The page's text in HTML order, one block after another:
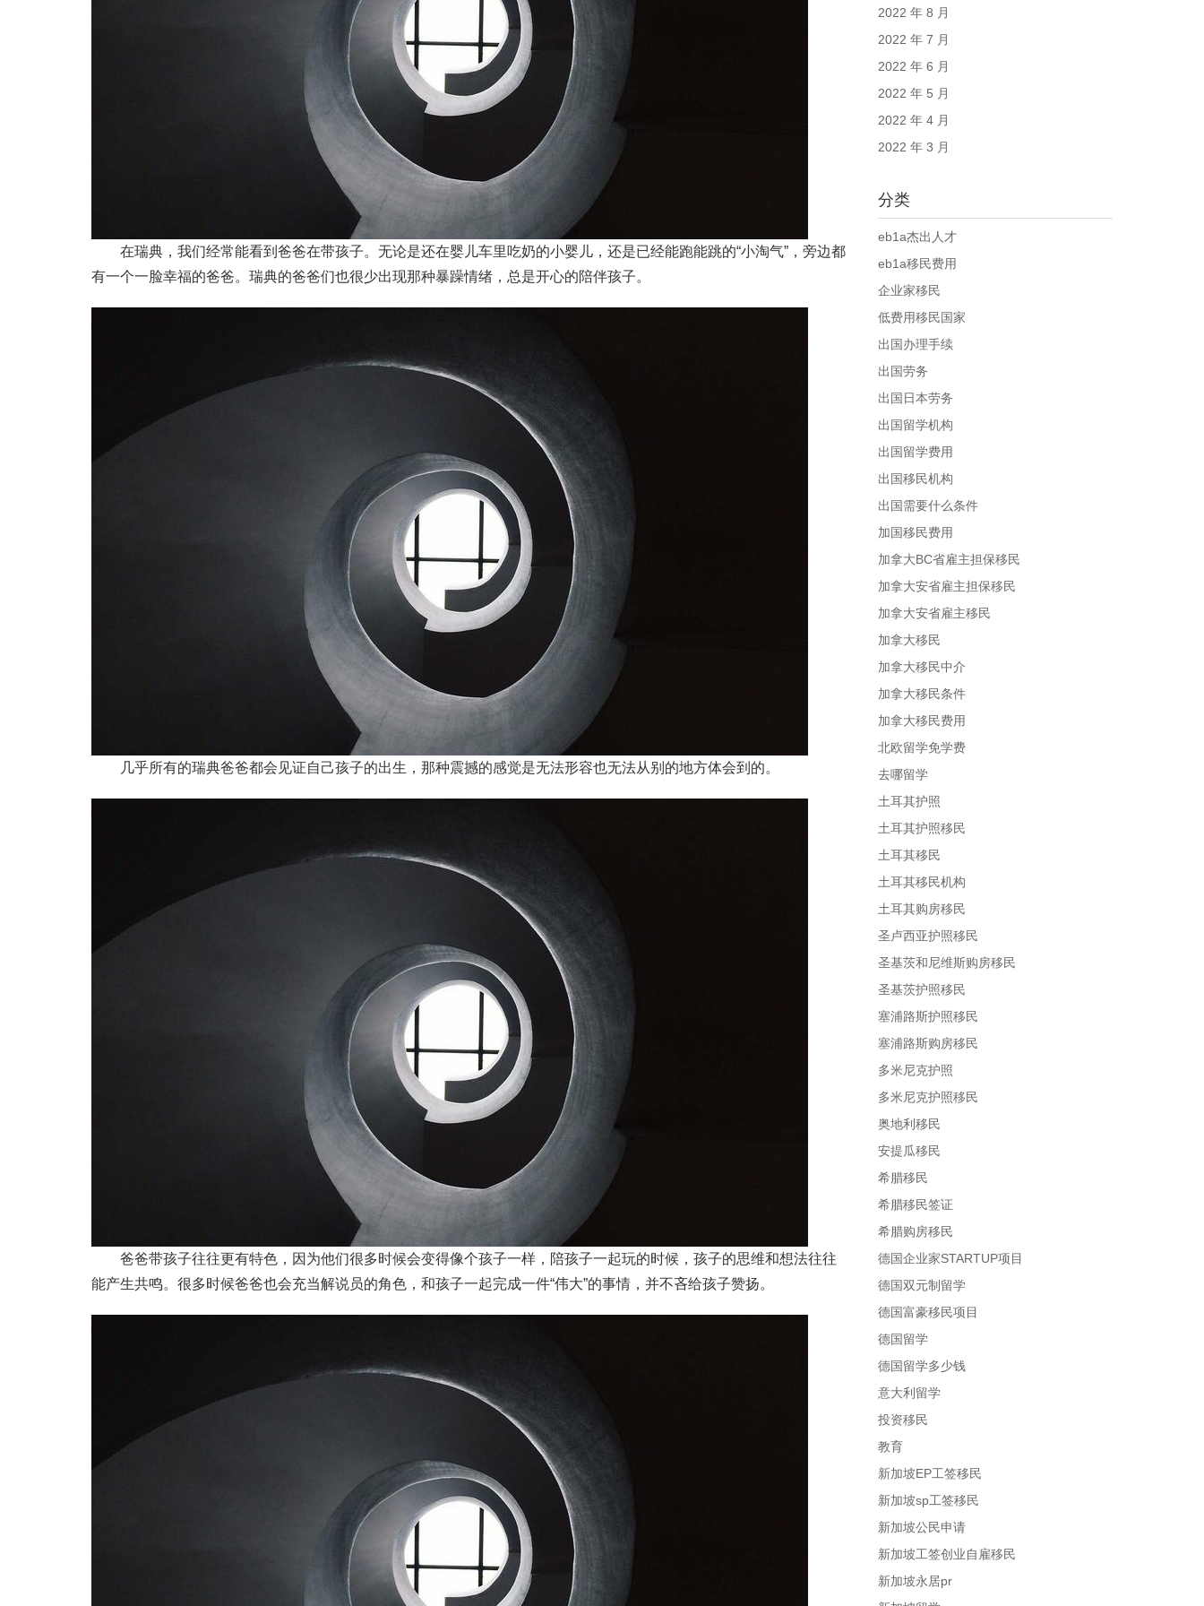
在瑞典，我们经常能看到爸爸在带孩子。无论是还在婴儿车里吃奶的小婴儿，还是已经能跑能跳的“小淘气”，旁边都
有一个一脸幸福的爸爸。瑞典的爸爸们也很少出现那种暴躁情绪，总是开心的陪伴孩子。
几乎所有的瑞典爸爸都会见证自己孩子的出生，那种震撼的感觉是无法形容也无法从别的地方体会到的。
爸爸带孩子往往更有特色，因为他们很多时候会变得像个孩子一样，陪孩子一起玩的时候，孩子的思维和想法往往
能产生共鸣。很多时候爸爸也会充当解说员的角色，和孩子一起完成一件“伟大”的事情，并不吝给孩子赞扬。
2022 年 8 月
2022 年 7 月
2022 年 6 月
2022 年 5 月
2022 年 4 月
2022 年 3 月
分类
eb1a杰出人才
eb1a移民费用
企业家移民
低费用移民国家
出国办理手续
出国劳务
出国日本劳务
出国留学机构
出国留学费用
出国移民机构
出国需要什么条件
加国移民费用
加拿大BC省雇主担保移民
加拿大安省雇主担保移民
加拿大安省雇主移民
加拿大移民
加拿大移民中介
加拿大移民条件
加拿大移民费用
北欧留学免学费
去哪留学
土耳其护照
土耳其护照移民
土耳其移民
土耳其移民机构
土耳其购房移民
圣卢西亚护照移民
圣基茨和尼维斯购房移民
圣基茨护照移民
塞浦路斯护照移民
塞浦路斯购房移民
多米尼克护照
多米尼克护照移民
奥地利移民
安提瓜移民
希腊移民
希腊移民签证
希腊购房移民
德国企业家STARTUP项目
德国双元制留学
德国富豪移民项目
德国留学
德国留学多少钱
意大利留学
投资移民
教育
新加坡EP工签移民
新加坡sp工签移民
新加坡公民申请
新加坡工签创业自雇移民
新加坡永居pr